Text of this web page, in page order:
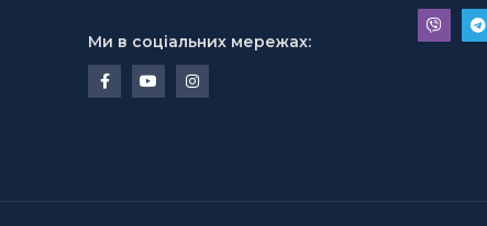
Ми в соціальних мережах: